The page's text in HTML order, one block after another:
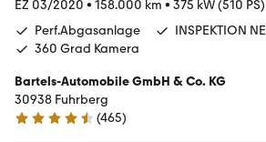
EZ 03/2020 • 158.000 km • 375 kW (510 PS)
Perf.Abgasanlage
INSPEKTION
360 Grad Kamera
Bartels-Automobile GmbH & Co. KG
30938 Fuhrberg
4.6 Sterne
(465)